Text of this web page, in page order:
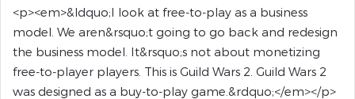
<p><em>&ldquo;I look at free-to-play as a business
model. We aren&rsquo;t going to go back and redesign
the business model. It&rsquo;s not about monetizing
free-to-player players. This is Guild Wars 2. Guild Wars 2
was designed as a buy-to-play game.&rdquo;</em></p>